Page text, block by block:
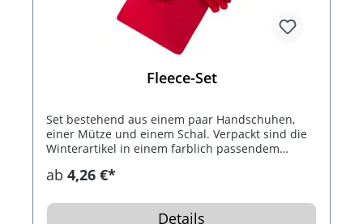
Fleece-Set
Set bestehend aus einem paar Handschuhen,
einer Mütze und einem Schal. Verpackt sind die
Winterartikel in einem farblich passendem
ab 4,26 €*
Details